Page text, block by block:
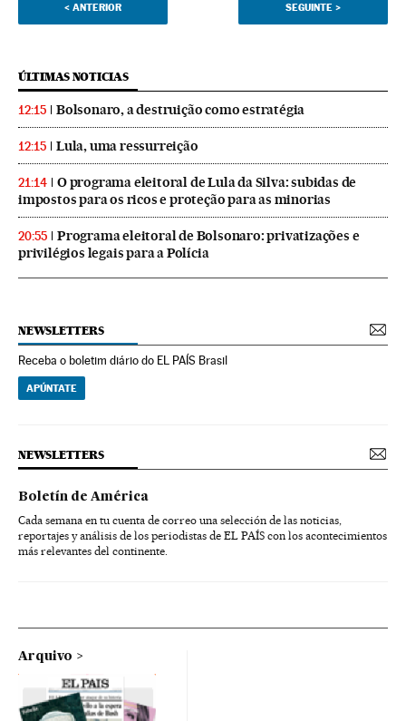
< ANTERIOR SEGUINTE >
ÚLTIMAS NOTICIAS
12:15 Bolsonaro, a destruição como estratégia
12:15 Lula, uma ressurreição
21:14
O programa eleitoral de Lula da Silva: subidas de
impostos para os ricos e proteção para as minorias
20:55
Programa eleitoral de Bolsonaro: privatizações e
privilégios legais para a Polícia
NEWSLETTERS
Receba o boletim diário do EL PAÍS Brasil
APÚNTATE
NEWSLETTERS
Boletín de América
Cada semana en tu cuenta de correo una selección de las noticias,
reportajes y análisis de los periodistas de EL PAÍS con los acontecimientos
más relevantes del continente.
Arquivo